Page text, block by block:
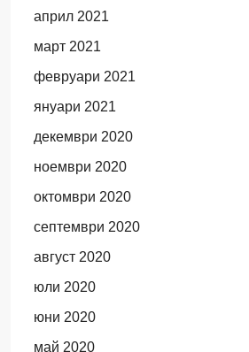
април 2021
март 2021
февруари 2021
януари 2021
декември 2020
ноември 2020
октомври 2020
септември 2020
август 2020
юли 2020
юни 2020
май 2020